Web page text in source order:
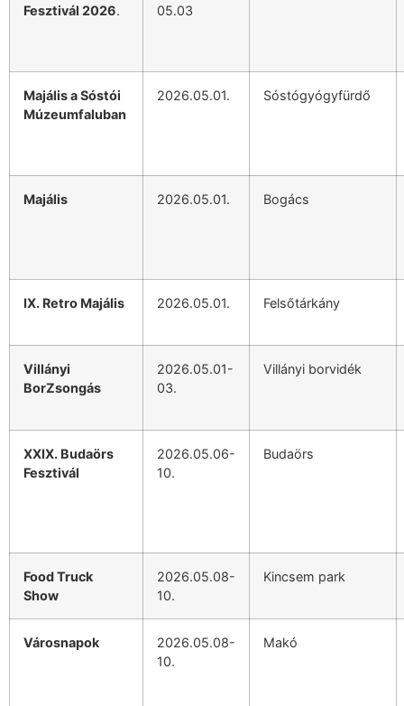
Fesztivál 2026.
05.03
Majális a Sóstói
Múzeumfaluban
2026.05.01. Sóstógyógyfürdő
Majális 2026.05.01. Bogács
IX. Retro Majális 2026.05.01. Felsőtárkány
Villányi
BorZsongás
2026.05.01-
03.
Villányi borvidék
XXIX. Budaörs
Fesztivál
2026.05.06-
10.
Budaörs
Food Truck
Show
2026.05.08-
10.
Kincsem park
Városnapok
2026.05.08-
10.
Makó